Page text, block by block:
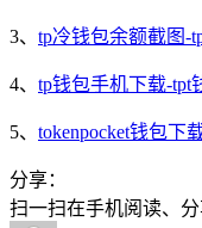
3、 tp冷钱包余额截图-
4、 tp钱包手机下载-tpt
5、 tokenpocket钱包下
分享：
扫一扫在手机阅读、